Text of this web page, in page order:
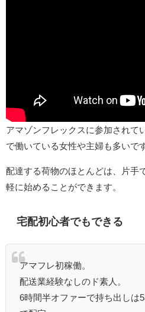
アマゾンフレックスに参加されて
で働いている女性や主婦も多いで
配達する荷物のほとんどは、片手
軽に始めることができます。
宅配初心者でもできる
アマフレ初稼働。
配送業経験なしのド素人。
6時間半オファーで持ち出しは